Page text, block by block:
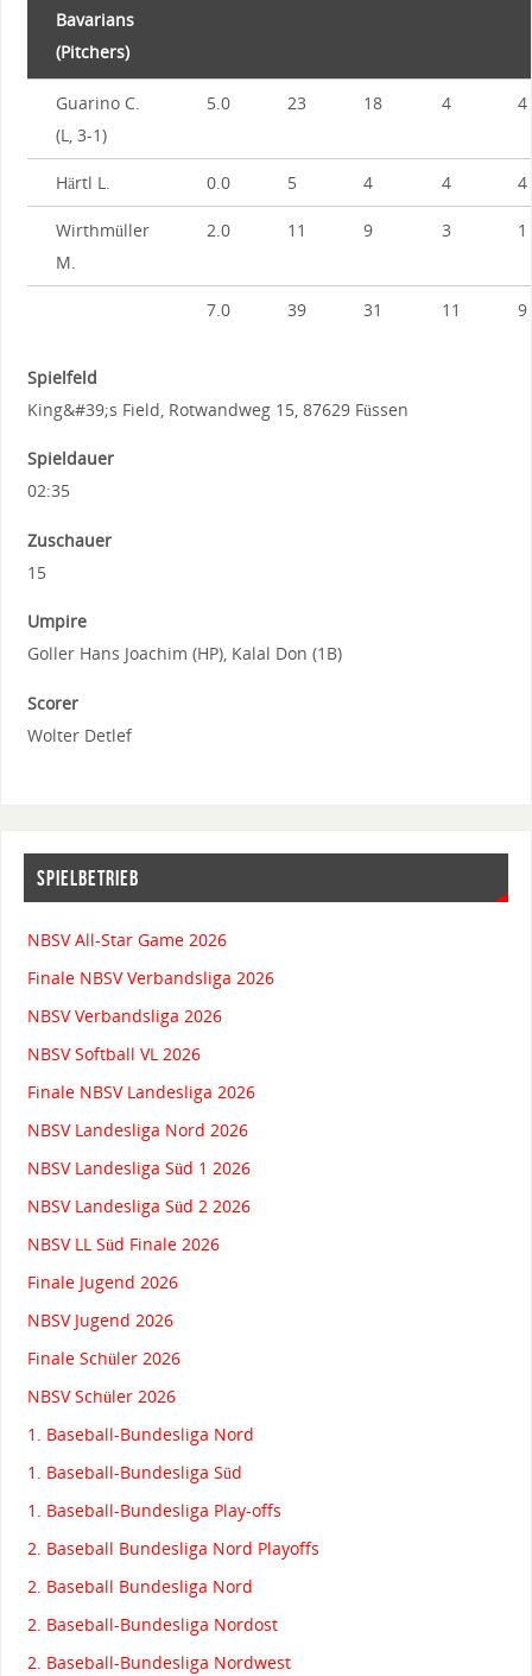
Bavarians
(Pitchers)
Guarino C.
(L, 3-1)
5.0 23 18 4 4
Härtl L. 0.0 5 4 4 4
Wirthmüller
M.
2.0 11 9 3 1
7.0 39 31 11 9
Spielfeld
King&#39;s Field, Rotwandweg 15, 87629 Füssen
Spieldauer
02:35
Zuschauer
15
Umpire
Goller Hans Joachim (HP), Kalal Don (1B)
Scorer
Wolter Detlef
SPIELBETRIEB
NBSV All-Star Game 2026
Finale NBSV Verbandsliga 2026
NBSV Verbandsliga 2026
NBSV Softball VL 2026
Finale NBSV Landesliga 2026
NBSV Landesliga Nord 2026
NBSV Landesliga Süd 1 2026
NBSV Landesliga Süd 2 2026
NBSV LL Süd Finale 2026
Finale Jugend 2026
NBSV Jugend 2026
Finale Schüler 2026
NBSV Schüler 2026
1. Baseball-Bundesliga Nord
1. Baseball-Bundesliga Süd
1. Baseball-Bundesliga Play-offs
2. Baseball Bundesliga Nord Playoffs
2. Baseball Bundesliga Nord
2. Baseball-Bundesliga Nordost
2. Baseball-Bundesliga Nordwest